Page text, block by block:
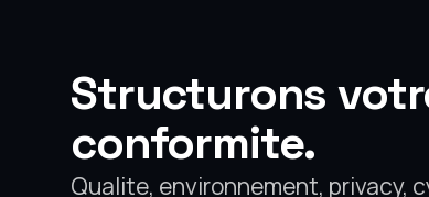
Structurons
conformite.
Qualite, environnement, privacy,